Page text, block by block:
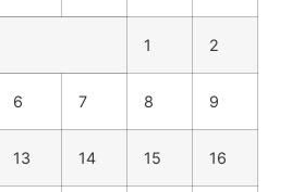
1 2
6 7 8 9
13 14 15 16